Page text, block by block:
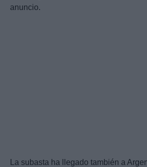
anuncio.
La subasta ha llegado también a